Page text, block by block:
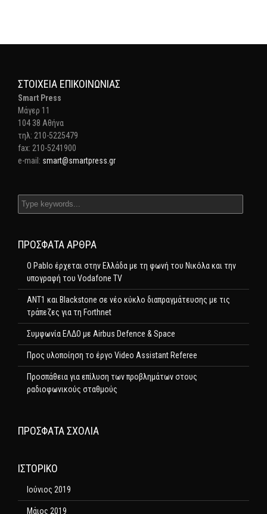
ΣΤΟΙΧΕΊΑ ΕΠΙΚΟΙΝΩΝΊΑΣ
Smart Press
Mάγερ 11
104 38 Αθήνα
τηλ: 210-5225479
fax: 210-5241900
e-mail: smart@smartpress.gr
ΠΡΌΣΦΑΤΑ ΆΡΘΡΑ
Ο Pablo έρχεται στην Ελλάδα με τη φωνή του Νικόλα και την
υπογραφή του Vodafone TV
ΑΝΤ1 και Blackstone σε νέο κύκλο διαπραγμάτευσης με τις
τράπεζες για τη Forthnet
Συμφωνία ΕΛΔΟ με Airbus Defence & Space
Προς υλοποίηση το έργο Video Assistant Referee
Προσπάθεια για επίλυση των προβλημάτων στους
ραδιοφωνικούς σταθμούς
ΠΡΌΣΦΑΤΑ ΣΧΌΛΙΑ
ΙΣΤΟΡΙΚΌ
Ιούνιος 2019
Μάιος 2019